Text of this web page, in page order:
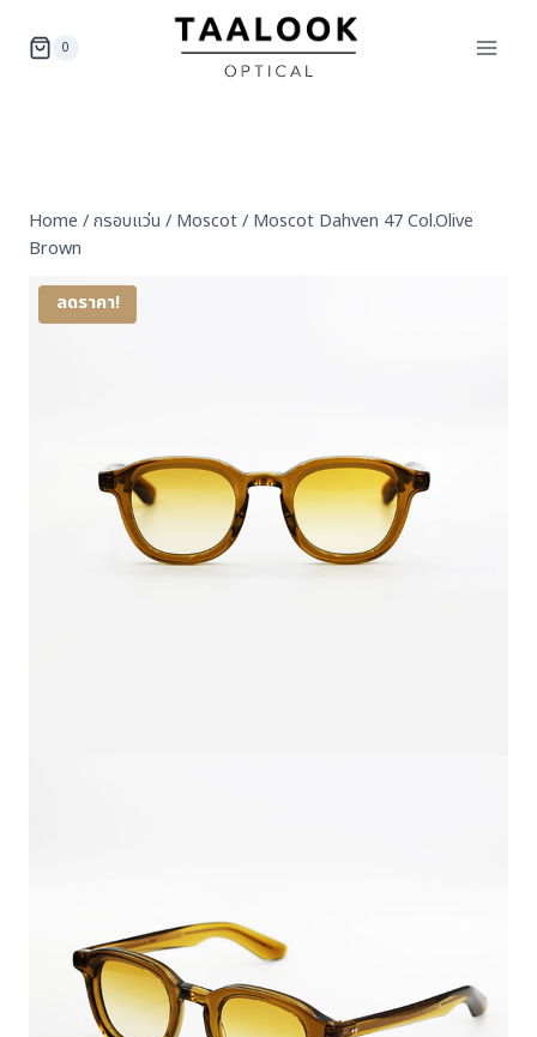
0
Home /กรอบแว่น / Moscot/ Moscot Dahven 47 Col.Olive
Brown
ลดราคา!